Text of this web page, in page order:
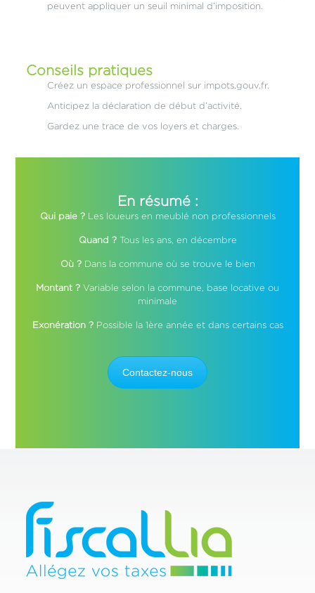
peuvent appliquer un seuil minimal d’imposition.
Conseils pratiques
Créez un espace professionnel sur impots.gouv.fr.
Anticipez la déclaration de début d’activité.
Gardez une trace de vos loyers et charges.
En résumé :
Qui paie ? Les loueurs en meublé non professionnels
Quand ? Tous les ans, en décembre
Où ? Dans la commune où se trouve le bien
Montant ? Variable selon la commune, base locative ou
minimale
Exonération ? Possible la 1ère année et dans certains cas
Contactez-nous